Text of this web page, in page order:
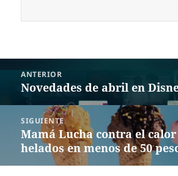
entradas
ANTERIOR
Entrada
Novedades de abril en
SIGUIENTE
Siguiente
entrada:
Mamá Lucha contra el calor
helados en menos de 50